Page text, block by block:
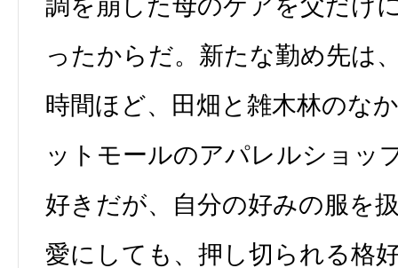
ったからだ。新たな勤め先は
時間ほど、田畑と雑木林のな
ットモールのアパレルショッ
好きだが、自分の好みの服を
愛にしても、押し切られる格